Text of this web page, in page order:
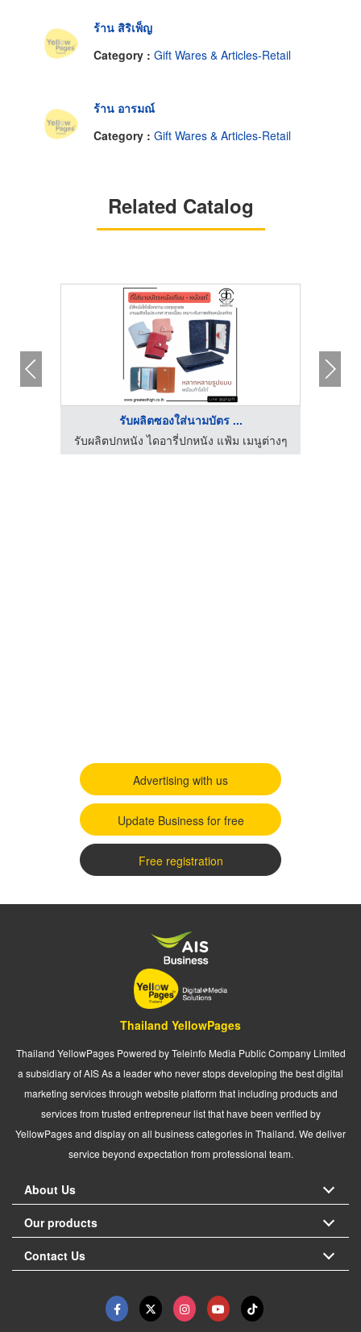
ร้าน สิริเพ็ญ
Category : Gift Wares & Articles-Retail
ร้าน อารมณ์
Category : Gift Wares & Articles-Retail
Related Catalog
รับผลิตซองใส่นามบัตร ...
รับผลิตปกหนัง ไดอารี่ปกหนัง แฟ้ม เมนูต่างๆ
Advertising with us
Update Business for free
Free registration
Thailand YellowPages
Thailand YellowPages Powered by Teleinfo Media Public Company Limited
a subsidiary of AIS As a leader who never stops developing the best digital
marketing services through website platform that including products and
services from trusted entrepreneur list that have been verified by
YellowPages and display on all business categories in Thailand. We deliver
service beyond expectation from professional team.
About Us
Our products
Contact Us